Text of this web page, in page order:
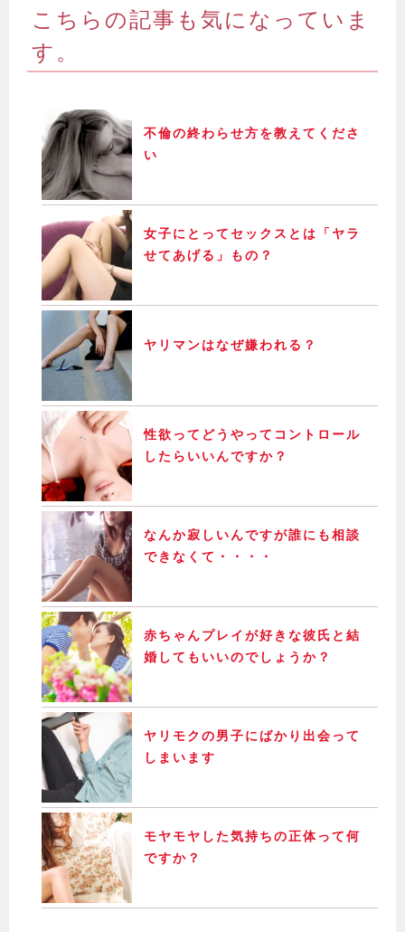
こちらの記事も気になっていま
す。
不倫の終わらせ方を教えてくださ
い
女子にとってセックスとは「ヤラ
せてあげる」もの？
ヤリマンはなぜ嫌われる？
性欲ってどうやってコントロール
したらいいんですか？
なんか寂しいんですが誰にも相談
できなくて・・・・
赤ちゃんプレイが好きな彼氏と結
婚してもいいのでしょうか？
ヤリモクの男子にばかり出会って
しまいます
モヤモヤした気持ちの正体って何
ですか？